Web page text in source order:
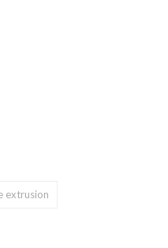
extrusion